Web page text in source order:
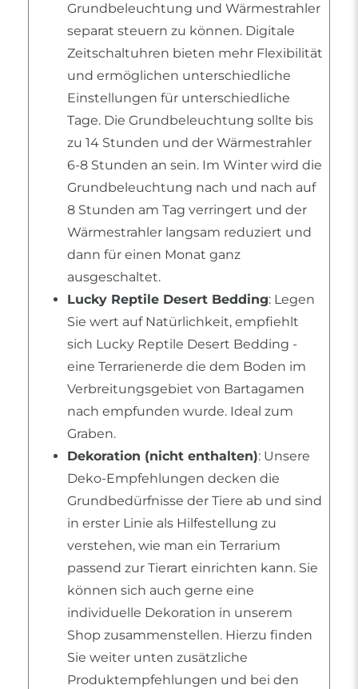
Grundbeleuchtung und Wärmestrahler
separat steuern zu können. Digitale
Zeitschaltuhren bieten mehr Flexibilität
und ermöglichen unterschiedliche
Einstellungen für unterschiedliche
Tage. Die Grundbeleuchtung sollte bis
zu 14 Stunden und der Wärmestrahler
6-8 Stunden an sein. Im Winter wird die
Grundbeleuchtung nach und nach auf
8 Stunden am Tag verringert und der
Wärmestrahler langsam reduziert und
dann für einen Monat ganz
ausgeschaltet.
Lucky Reptile Desert Bedding: Legen
Sie wert auf Natürlichkeit, empfiehlt
sich Lucky Reptile Desert Bedding -
eine Terrarienerde die dem Boden im
Verbreitungsgebiet von Bartagamen
nach empfunden wurde. Ideal zum
Graben.
Dekoration (nicht enthalten): Unsere
Deko-Empfehlungen decken die
Grundbedürfnisse der Tiere ab und sind
in erster Linie als Hilfestellung zu
verstehen, wie man ein Terrarium
passend zur Tierart einrichten kann. Sie
können sich auch gerne eine
individuelle Dekoration in unserem
Shop zusammenstellen. Hierzu finden
Sie weiter unten zusätzliche
Produktempfehlungen und bei den